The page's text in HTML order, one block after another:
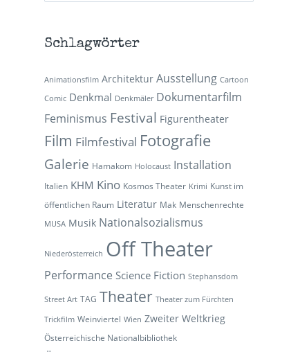
Schlagwörter
Animationsfilm Architektur Ausstellung Cartoon
Comic Denkmal Denkmäler Dokumentarfilm
Feminismus Festival Figurentheater
Film Filmfestival Fotografie
Galerie Hamakom Holocaust Installation
Italien KHM Kino Kosmos Theater Krimi Kunst im
öffentlichen Raum Literatur Mak Menschenrechte
MUSA Musik Nationalsozialismus
Niederösterreich Off Theater
Performance Science Fiction Stephansdom
Street Art TAG Theater Theater zum Fürchten
Trickfilm Weinviertel Wien Zweiter Weltkrieg
Österreichische Nationalbibliothek